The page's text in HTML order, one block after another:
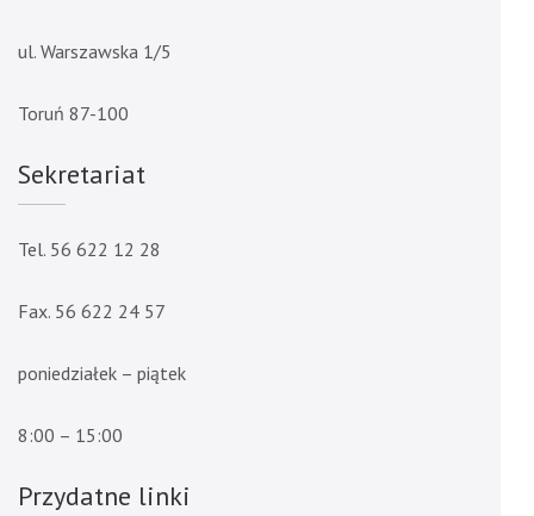
ul. Warszawska 1/5
Toruń 87-100
Sekretariat
Tel. 56 622 12 28
Fax. 56 622 24 57
poniedziałek – piątek
8:00 – 15:00
Przydatne linki